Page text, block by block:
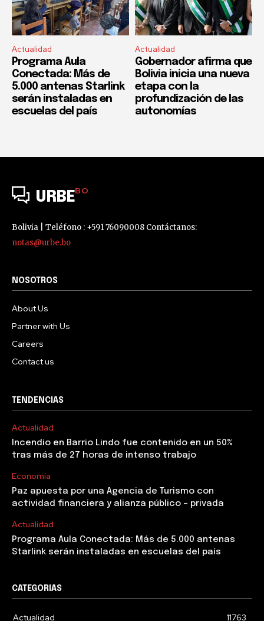
Actualidad
Programa Aula
Conectada: Más de
5.000 antenas Starlink
serán instaladas en
escuelas del país
Actualidad
Gobernador afirma que
Bolivia inicia una nueva
etapa con la
profundización de las
autonomías
URBEBO
Bolivia | Teléfono : +591 76090008 Contáctanos:
notas@urbe.bo
NOSOTROS
About Us
Partner with Us
Careers
Contact us
TENDENCIAS
Actualidad
Incendio en Barrio Lindo fue contenido en un 50%
tras más de 27 horas de intenso trabajo
Economía
Paz apuesta por una Agencia de Turismo con
actividad financiera y alianza público – privada
Actualidad
Programa Aula Conectada: Más de 5.000 antenas
Starlink serán instaladas en escuelas del país
CATEGORIAS
Actualidad 11763